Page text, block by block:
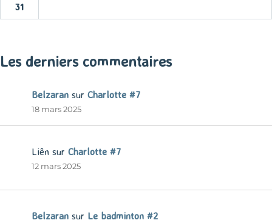
31
Les derniers commentaires
Belzaran sur Charlotte #7
18 mars 2025
Liên sur Charlotte #7
12 mars 2025
Belzaran sur Le badminton #2